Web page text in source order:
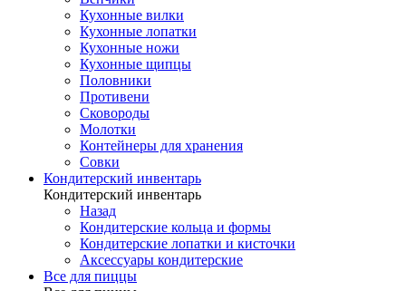
Кухонные вилки
Кухонные лопатки
Кухонные ножи
Кухонные щипцы
Половники
Противени
Сковороды
Молотки
Контейнеры для хранения
Совки
Кондитерский инвентарь
Кондитерский инвентарь
Назад
Кондитерские кольца и формы
Кондитерские лопатки и кисточки
Аксессуары кондитерские
Все для пиццы